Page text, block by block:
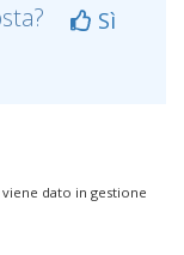
Sì
dato in gestione